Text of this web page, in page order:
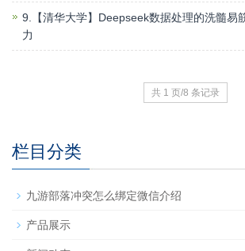
9.【清华大学】Deepseek数据处理的洗髓易
力
共 1 页/8 条记录
栏目分类
九游部落冲突怎么绑定微信介绍
产品展示